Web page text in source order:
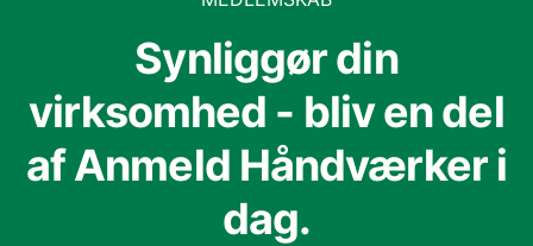
Synliggør din
virksomhed - bliv en del
af Anmeld Håndværker i
dag.